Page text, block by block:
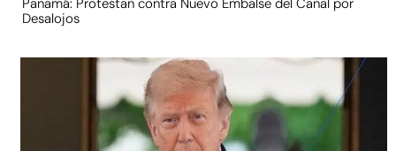
Panamá: Protestan contra Nuevo Embalse del Canal por
Desalojos